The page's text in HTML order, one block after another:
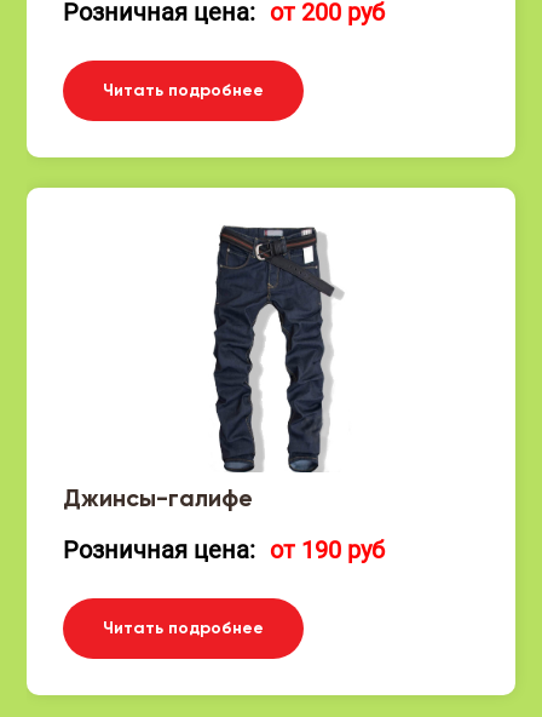
Розничная цена: от 200 руб
Читать подробнее
Джинсы-галифе
Розничная цена: от 190 руб
Читать подробнее